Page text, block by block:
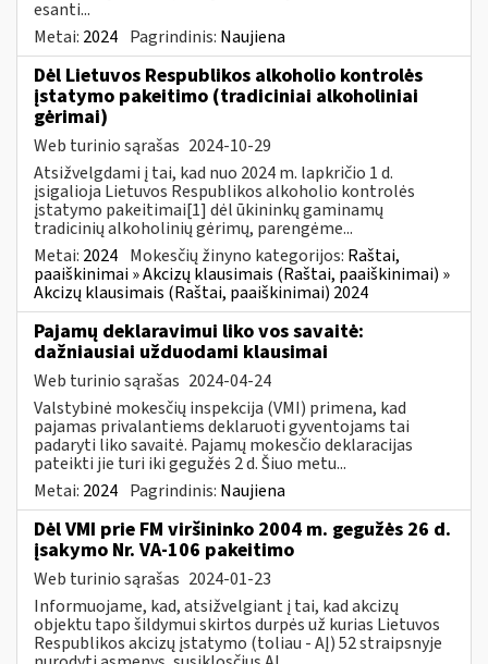
esanti...
Metai: 2024 Pagrindinis: Naujiena
Dėl Lietuvos Respublikos alkoholio kontrolės
įstatymo pakeitimo (tradiciniai alkoholiniai
gėrimai)
Web turinio sąrašas 2024-10-29
Atsižvelgdami į tai, kad nuo 2024 m. lapkričio 1 d.
įsigalioja Lietuvos Respublikos alkoholio kontrolės
įstatymo pakeitimai[1] dėl ūkininkų gaminamų
tradicinių alkoholinių gėrimų, parengėme...
Metai: 2024 Mokesčių žinyno kategorijos: Raštai,
paaiškinimai » Akcizų klausimais (Raštai, paaiškinimai) »
Akcizų klausimais (Raštai, paaiškinimai) 2024
Pajamų deklaravimui liko vos savaitė:
dažniausiai užduodami klausimai
Web turinio sąrašas 2024-04-24
Valstybinė mokesčių inspekcija (VMI) primena, kad
pajamas privalantiems deklaruoti gyventojams tai
padaryti liko savaitė. Pajamų mokesčio deklaracijas
pateikti jie turi iki gegužės 2 d. Šiuo metu...
Metai: 2024 Pagrindinis: Naujiena
Dėl VMI prie FM viršininko 2004 m. gegužės 26 d.
įsakymo Nr. VA-106 pakeitimo
Web turinio sąrašas 2024-01-23
Informuojame, kad, atsižvelgiant į tai, kad akcizų
objektu tapo šildymui skirtos durpės už kurias Lietuvos
Respublikos akcizų įstatymo (toliau - AĮ) 52 straipsnyje